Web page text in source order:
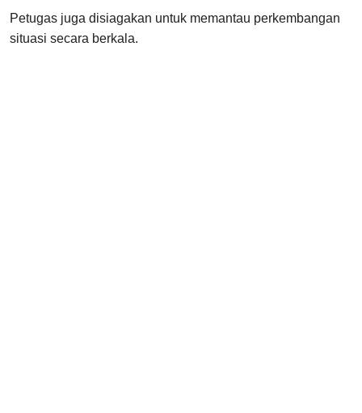
Petugas juga disiagakan untuk memantau perkembangan
situasi secara berkala.